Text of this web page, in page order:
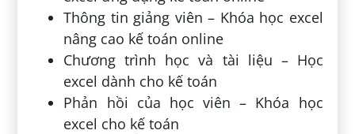
Thông tin giảng viên – Khóa học excel
nâng cao kế toán online
Chương trình học và tài liệu – Học
excel dành cho kế toán
Phản hồi của học viên – Khóa học
excel cho kế toán